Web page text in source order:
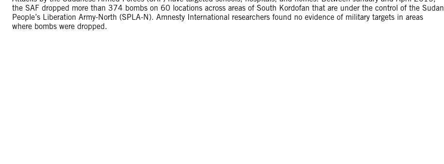
the SAF dropped more than 374 bombs on 60 locations across areas of South Kordofan that are under the control of the Sudan
People’s Liberation Army-North (SPLA-N). Amnesty International researchers found no evidence of military targets in areas
where bombs were dropped.